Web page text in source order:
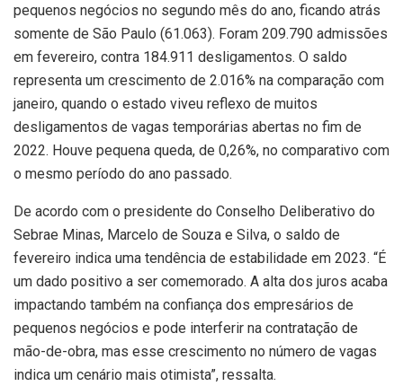
pequenos negócios no segundo mês do ano, ficando atrás
somente de São Paulo (61.063). Foram 209.790 admissões
em fevereiro, contra 184.911 desligamentos. O saldo
representa um crescimento de 2.016% na comparação com
janeiro, quando o estado viveu reflexo de muitos
desligamentos de vagas temporárias abertas no fim de
2022. Houve pequena queda, de 0,26%, no comparativo com
o mesmo período do ano passado.
De acordo com o presidente do Conselho Deliberativo do
Sebrae Minas, Marcelo de Souza e Silva, o saldo de
fevereiro indica uma tendência de estabilidade em 2023. “É
um dado positivo a ser comemorado. A alta dos juros acaba
impactando também na confiança dos empresários de
pequenos negócios e pode interferir na contratação de
mão-de-obra, mas esse crescimento no número de vagas
indica um cenário mais otimista”, ressalta.